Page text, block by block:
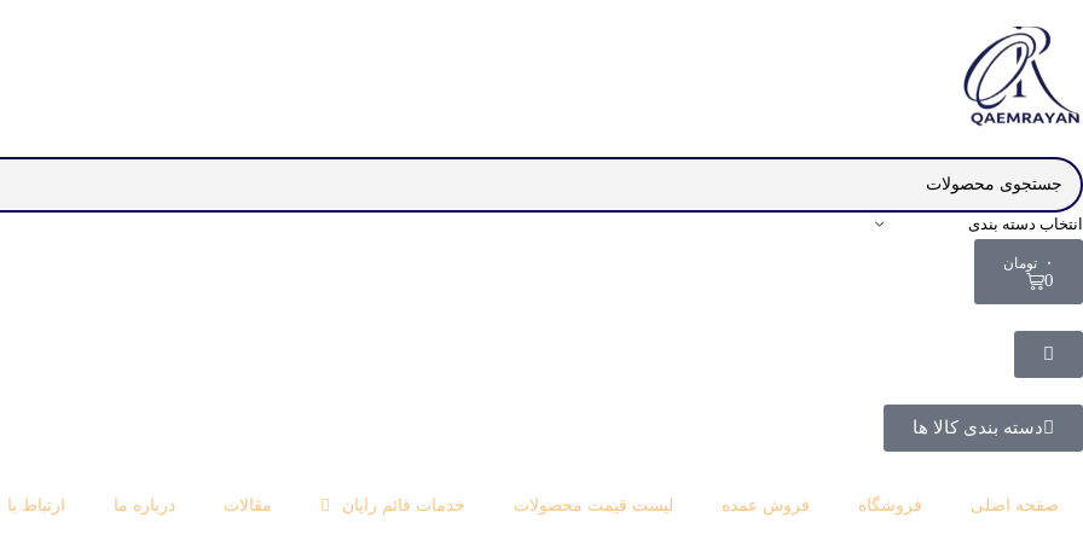
انتخاب دسته بندی
۰ تومان
0
دسته بندی کالا ها
صفحه اصلی فروشگاه فروش عمده لیست قیمت محصولات خدمات قائم رایان مقالات درباره ما ارتباط با